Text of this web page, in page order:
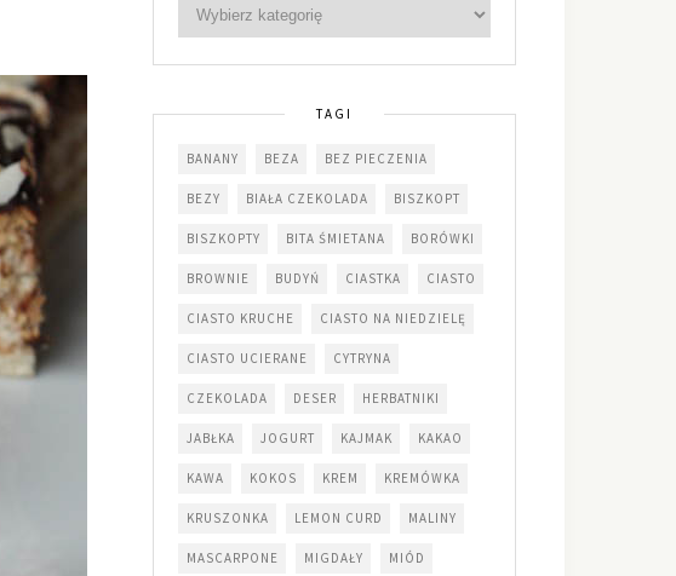
TAGI
BANANY BEZA BEZ PIECZENIA
BEZY BIAŁA CZEKOLADA BISZKOPT
BISZKOPTY BITA ŚMIETANA BORÓWKI
BROWNIE BUDYŃ CIASTKA CIASTO
CIASTO KRUCHE CIASTO NA NIEDZIELĘ
CIASTO UCIERANE CYTRYNA
CZEKOLADA DESER HERBATNIKI
JABŁKA JOGURT KAJMAK KAKAO
KAWA KOKOS KREM KREMÓWKA
KRUSZONKA LEMON CURD MALINY
MASCARPONE MIGDAŁY MIÓD